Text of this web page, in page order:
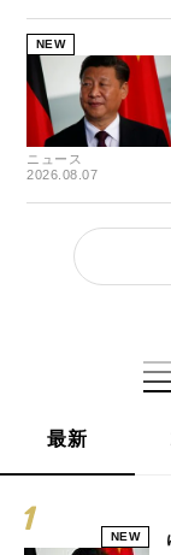
NEW
ニュース
2026.08.07
最新
NEW